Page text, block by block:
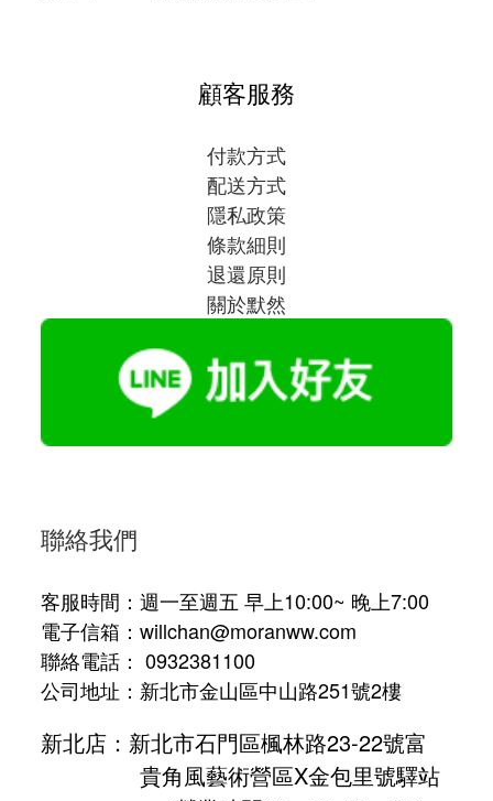
顧客服務
付款方式
配送方式
隱私政策
條款細則
退還原則
關於默然
聯絡我們
客服時間：週一至週五 早上10:00~ 晚上7:00
電子信箱：willchan@moranww.com
聯絡電話： 0932381100
公司地址：新北市金山區中山路251號2樓
新北店：新北市石門區楓林路23-22號富
貴角風藝術營區X金包里號驛站